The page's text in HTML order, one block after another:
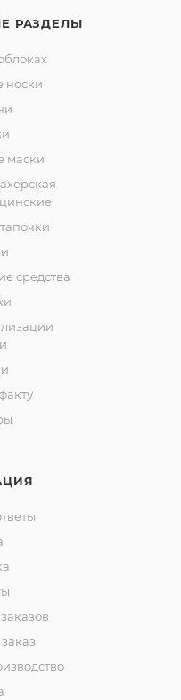
РАЗДЕЛЫ
носки
маски
средства